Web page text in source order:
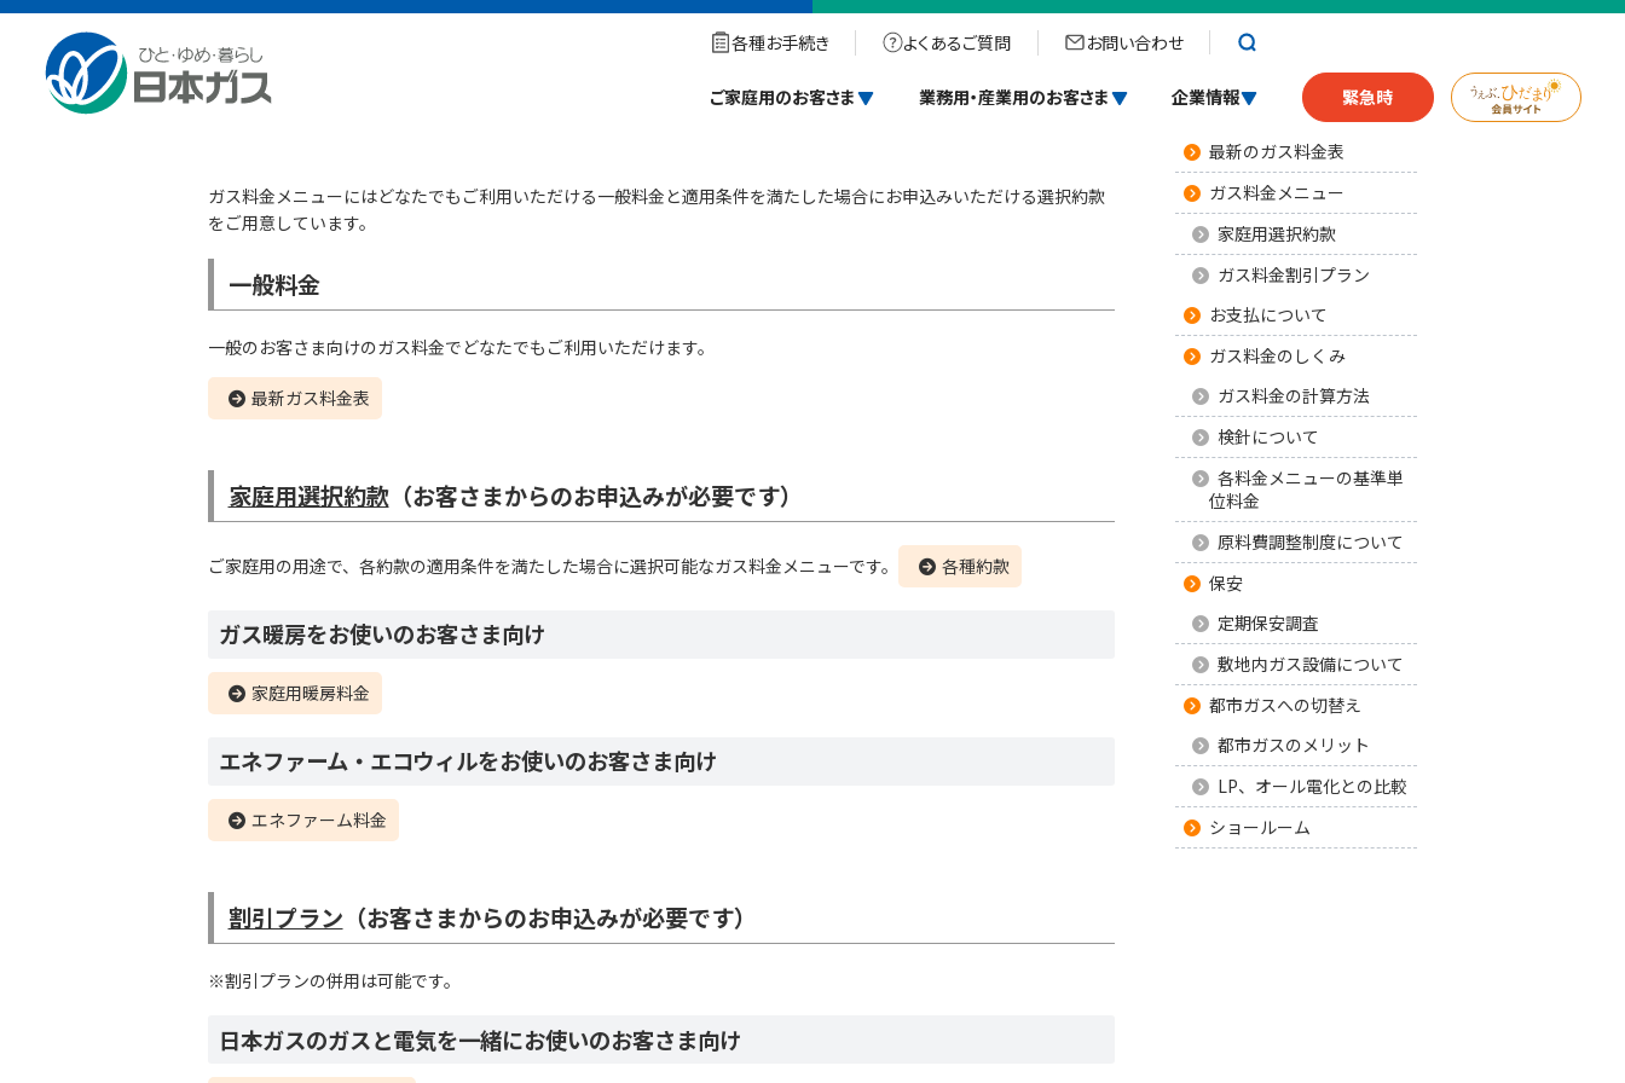
各種お手続き よくあるご質問 お問い合わせ
ご家庭用のお客さま 業務用・産業用のお客さま 企業情報 緊急時
ガス料金メニュー
ガス料金メニューにはどなたでもご利用いただける一般料金と適用条件を満たした場合にお申込みいただける選択約款
をご用意しています。
一般料金
一般のお客さま向けのガス料金でどなたでもご利用いただけます。
最新ガス料金表
家庭用選択約款（お客さまからのお申込みが必要です）
ご家庭用の用途で、各約款の適用条件を満たした場合に選択可能なガス料金メニューです。 各種約款
ガス暖房をお使いのお客さま向け
家庭用暖房料金
エネファーム・エコウィルをお使いのお客さま向け
エネファーム料金
割引プラン （お客さまからのお申込みが必要です）
※割引プランの併用は可能です。
日本ガスのガスと電気を一緒にお使いのお客さま向け
ガスについて
最新のガス料金表
ガス料金メニュー
家庭用選択約款
ガス料金割引プラン
お支払について
ガス料金のしくみ
ガス料金の計算方法
検針について
各料金メニューの基準単
位料金
原料費調整制度について
保安
定期保安調査
敷地内ガス設備について
都市ガスへの切替え
都市ガスのメリット
LP、オール電化との比較
ショールーム